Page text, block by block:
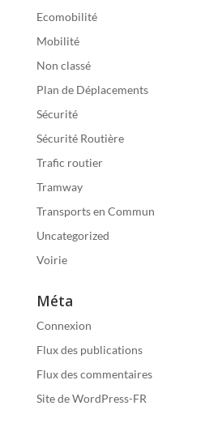
Ecomobilité
Mobilité
Non classé
Plan de Déplacements
Sécurité
Sécurité Routière
Trafic routier
Tramway
Transports en Commun
Uncategorized
Voirie
Méta
Connexion
Flux des publications
Flux des commentaires
Site de WordPress-FR